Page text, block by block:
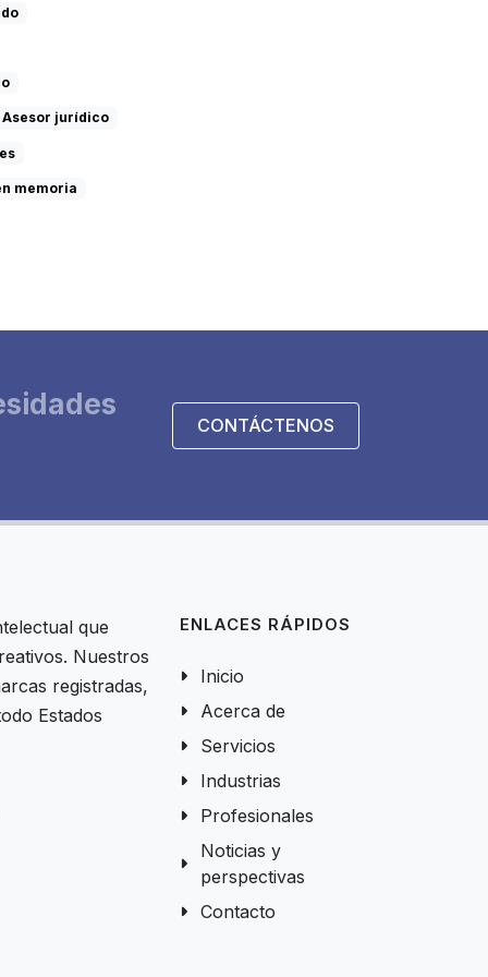
Asesor jurídico
memoria
CONTÁCTENOS
que
Nuestros
registradas,
Estados
ENLACES RÁPIDOS
Inicio
Acerca de
Servicios
Industrias
Profesionales
Noticias y
perspectivas
Contacto